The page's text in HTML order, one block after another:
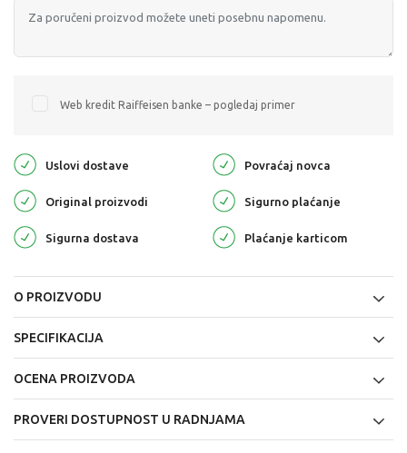
Web kredit Raiffeisen banke – pogledaj primer
Uslovi dostave Povraćaj novca
Original proizvodi Sigurno plaćanje
Sigurna dostava Plaćanje karticom
O PROIZVODU
SPECIFIKACIJA
OCENA PROIZVODA
PROVERI DOSTUPNOST U RADNJAMA